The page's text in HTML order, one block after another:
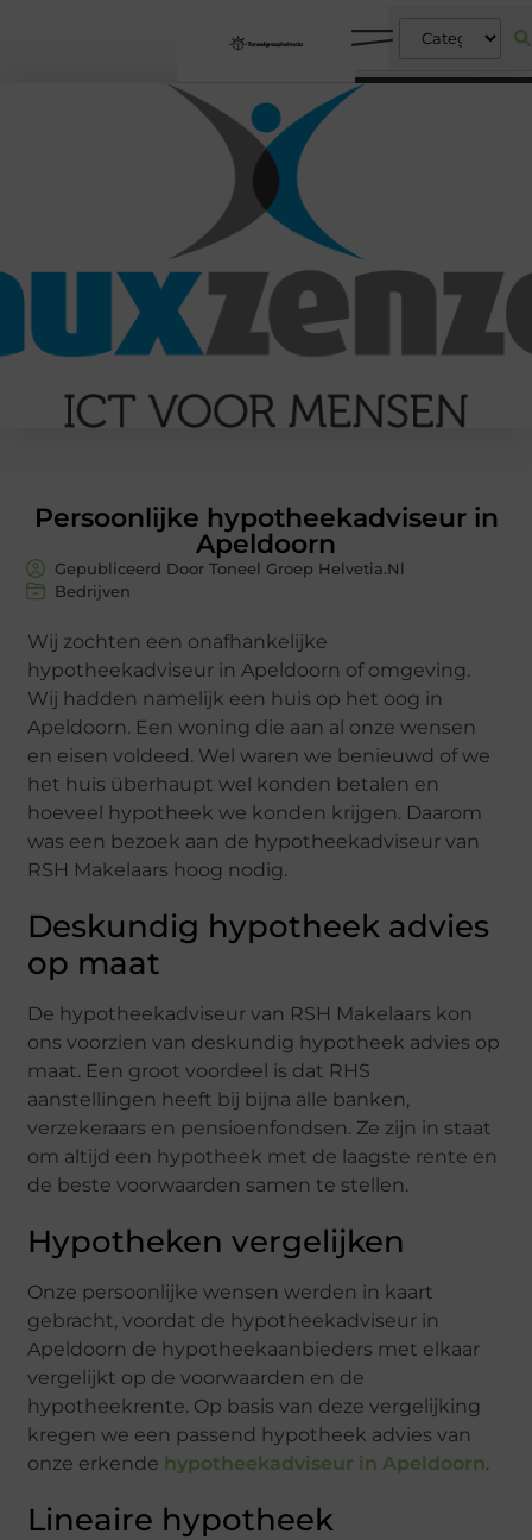
Persoonlijke hypotheekadviseur in
Apeldoorn
Gepubliceerd Door Toneel Groep Helvetia.nl
Bedrijven
Wij zochten een onafhankelijke
hypotheekadviseur in Apeldoorn of omgeving.
Wij hadden namelijk een huis op het oog in
Apeldoorn. Een woning die aan al onze wensen
en eisen voldeed. Wel waren we benieuwd of we
het huis überhaupt wel konden betalen en
hoeveel hypotheek we konden krijgen. Daarom
was een bezoek aan de hypotheekadviseur van
RSH Makelaars hoog nodig.
Deskundig hypotheek advies
op maat
De hypotheekadviseur van RSH Makelaars kon
ons voorzien van deskundig hypotheek advies op
maat. Een groot voordeel is dat RHS
aanstellingen heeft bij bijna alle banken,
verzekeraars en pensioenfondsen. Ze zijn in staat
om altijd een hypotheek met de laagste rente en
de beste voorwaarden samen te stellen.
Hypotheken vergelijken
Onze persoonlijke wensen werden in kaart
gebracht, voordat de hypotheekadviseur in
Apeldoorn de hypotheekaanbieders met elkaar
vergelijkt op de voorwaarden en de
hypotheekrente. Op basis van deze vergelijking
kregen we een passend hypotheek advies van
onze erkende hypotheekadviseur in Apeldoorn.
Lineaire hypotheek